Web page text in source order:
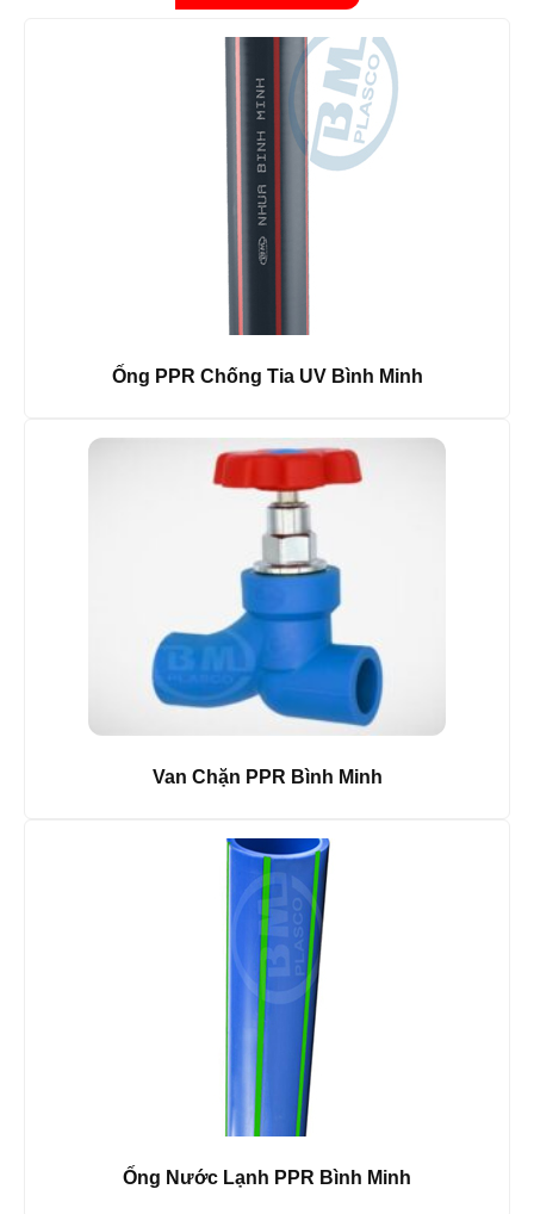
Ống PPR Chống Tia UV Bình Minh
Van Chặn PPR Bình Minh
Ống Nước Lạnh PPR Bình Minh